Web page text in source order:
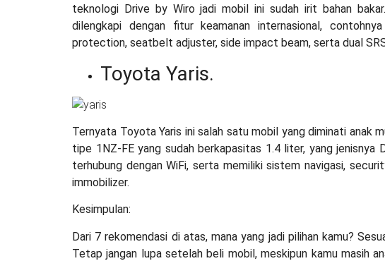
teknologi Drive by Wiro jadi mobil ini sudah irit bahan
dilengkapi dengan fitur keamanan internasional,
protection, seatbelt adjuster, side impact beam, serta dual
Toyota Yaris.
Ternyata Toyota Yaris ini salah satu mobil yang diminati anak
tipe 1NZ-FE yang sudah berkapasitas 1.4 liter, yang jenisnya
terhubung dengan WiFi, serta memiliki sistem navigasi,
immobilizer.
Kesimpulan:
Dari 7 rekomendasi di atas, mana yang jadi pilihan kamu?
Tetap jangan lupa setelah beli mobil, meskipun kamu masih